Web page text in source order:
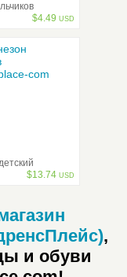
$4.49 USD
$13.74 USD
,
и обуви